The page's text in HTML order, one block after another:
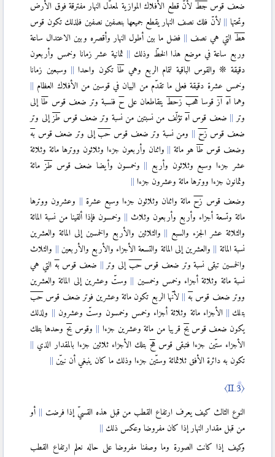
〈V.6〉
〈V.7〉
〈V.8〉
〈V.9〉
〈V.10〉
〈V.13〉
〈V.16〉
〈V.17〉
〈V.18〉
〈V.19〉
〈VI〉
〈VI.5〉
〈VI.8〉
〈VI.9〉
ضعف قوسجط لأنّ قطع الأفلاك الموازية لمعدّل النهار مفترقة فوق الأرض
وتحتها
لأنّ فلك نصف النهار يقطع جميعها بنصفين نصفين فلذلك تكون قوس
هط التي هي نصف
فضل ما بين أطول النهار وأقصره وبين الاعتدال ساعة
وربع ساعة في موضع هذا الخطّ وذلك
ثمانية عشر زمانا وخمس وأربعون
دقيقة ❊ والقوس الباقية لتمام الربع وهي طاتكون واحدا
وسبعين زمانا
وخمس عشرة دقيقة فعلى ما تقدّم من البيان في قوسين من الأفلاك العظام
وهمااه از قوسا هحب زحط يتقاطعان على ح فنسبة وتر ضعف قوس طاإلى
وتر
ضعف قوس اه تؤلّف من نسبتين من نسبة وتر ضعف قوس طز إلى وتر
ضعف قوس زح ومن نسبة وتر ضعف قوس حب إلى وتر ضعف قوس به
وضعف قوس طا هو مائة
واثنان وأربعون جزءا وثلاثون ووترها مائة وثلاثة
عشر جزءا وسبع وثلاثون وأربع
وخمسون وأيضا ضعف قوس طز مائة
وثمانون جزءا ووترها مائة وعشرون جزءا
وضعف قوس زح مائة واثنان وثلاثون جزءا وسبع عشرة
وعشرون ووترها
مائة وتسعة أجزاء وأربع وأربعون وثلاث
وخمسون فإذا ألقينا من نسبة المائة
والثلاثة عشر الجزء والسبع
والثلاثين والأربع والخمسين إلى المائة والعشرين
نسبة المائة
والعشرين إلى المائة والتسعة الأجزاء والأربع والأربعين
والثلاث
والخمسين تبقى نسبة وتر ضعف قوسحب إلى وتر ضعف قوس به التي هي
نسبة مائة وثلاثة أجزاء وخمس وخمسين
وستّ وعشرين إلى المائة والعشرين
ووتر ضعف قوس به لأنّها الربع تكون مائة وعشرين فوتر ضعف قوس حب
بتلك
الأجزاء مائة وثلاثة أجزاء وخمس وخمسون وستّ وعشرون
ولذلك
يكون ضعف قوس بح قريبا من مائة وعشرين جزءا وقوس بح وحدها بتلك
الأجزاء ستّين جزءا فتبقى قوسهح بتلك الأجزاء ثلاثين جزءا بالمقدار الذي
تكون به دائرة الأفق ثلاثمائة وستّين جزءا وذلك ما كان ينبغي أن نبيّن
〈II.3〉
النوع الثالث كيف يعرف ارتفاع القطب من قبل هذه القسيّ إذا فرضت
أو
من قبل مقدار النهار إذا كان مفروضا وعكس ذلك
وكيف إذا كانت الصورة وما وصفنا مفروضا على حاله نعلم ارتفاع القطب